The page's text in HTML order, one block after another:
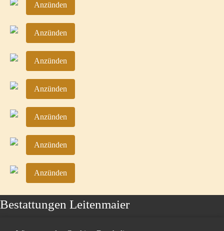
Anzünden
Anzünden
Anzünden
Anzünden
Anzünden
Anzünden
Anzünden
Bestattungen Leitenmaier